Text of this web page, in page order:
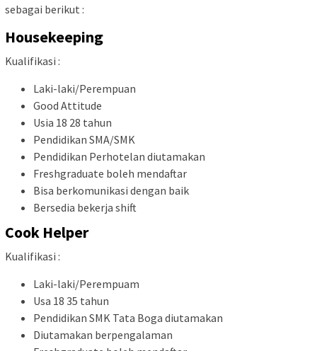
sebagai berikut :
Housekeeping
Kualifikasi :
Laki-laki/Perempuan
Good Attitude
Usia 18 28 tahun
Pendidikan SMA/SMK
Pendidikan Perhotelan diutamakan
Freshgraduate boleh mendaftar
Bisa berkomunikasi dengan baik
Bersedia bekerja shift
Cook Helper
Kualifikasi :
Laki-laki/Perempuam
Usa 18 35 tahun
Pendidikan SMK Tata Boga diutamakan
Diutamakan berpengalaman